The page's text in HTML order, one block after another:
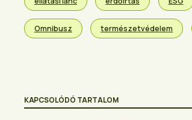
Omnibusz természetvédelem
KAPCSOLÓDÓ TARTALOM